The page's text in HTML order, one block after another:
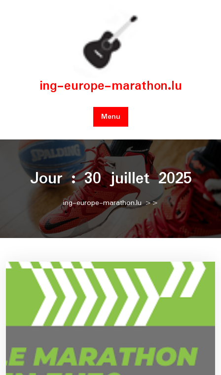
ing-europe-marathon.lu
Menu
Jour :30 juillet 2025
ing-europe-marathon.lu>>